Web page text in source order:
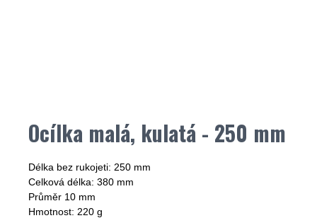
Ocílka malá, kulatá - 250 mm
Délka bez rukojeti: 250 mm
Celková délka: 380 mm
Průměr 10 mm
Hmotnost: 220 g